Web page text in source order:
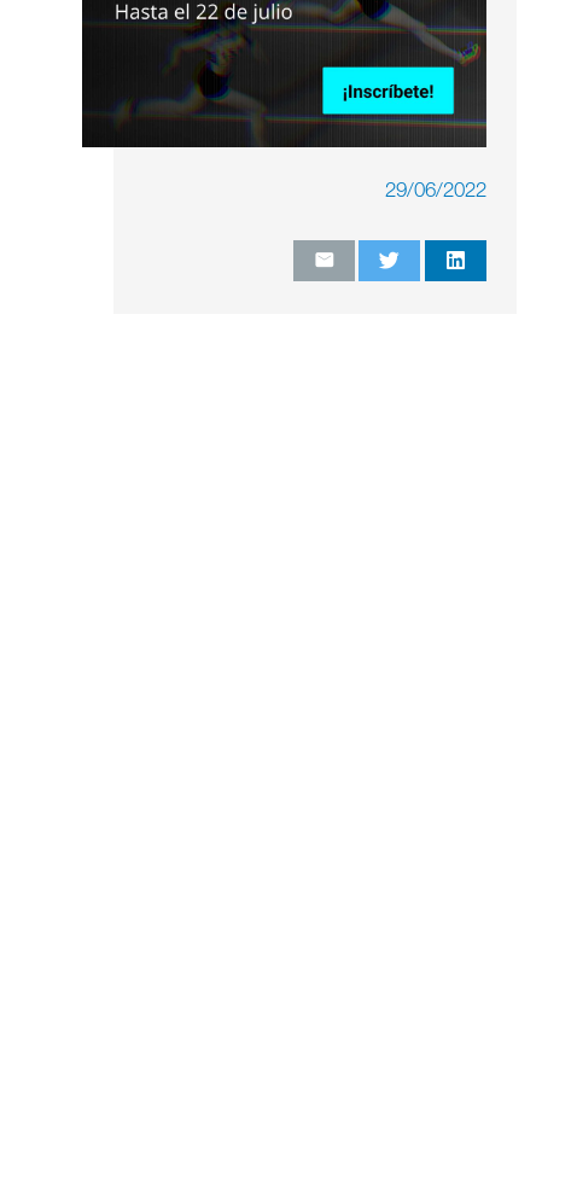
29/06/2022